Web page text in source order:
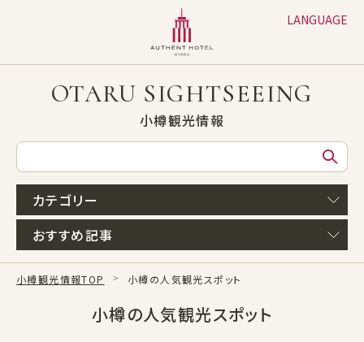
LANGUAGE
日本語
English
繁体字
OTARU SIGHTSEEING
小樽観光情報
カテゴリー
おすすめ記事
小樽観光情報TOP 小樽の人気観光スポット
小樽の人気観光スポット